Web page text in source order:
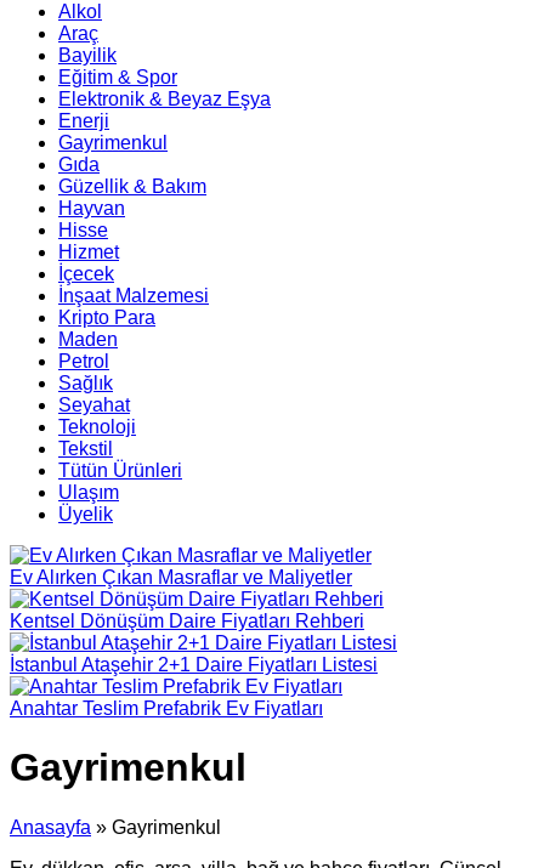
Alkol
Araç
Bayilik
Eğitim & Spor
Elektronik & Beyaz Eşya
Enerji
Gayrimenkul
Gıda
Güzellik & Bakım
Hayvan
Hisse
Hizmet
İçecek
İnşaat Malzemesi
Kripto Para
Maden
Petrol
Sağlık
Seyahat
Teknoloji
Tekstil
Tütün Ürünleri
Ulaşım
Üyelik
Ev Alırken Çıkan Masraflar ve Maliyetler
Kentsel Dönüşüm Daire Fiyatları Rehberi
İstanbul Ataşehir 2+1 Daire Fiyatları Listesi
Anahtar Teslim Prefabrik Ev Fiyatları
Gayrimenkul
Anasayfa » Gayrimenkul